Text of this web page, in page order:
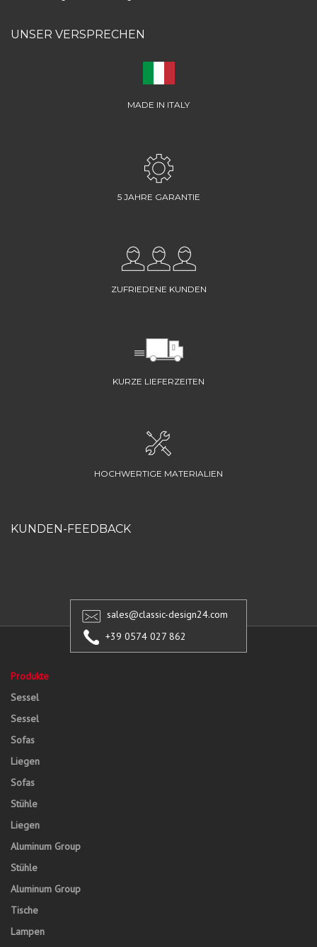
UNSER VERSPRECHEN
MADE IN ITALY
5 JAHRE GARANTIE
ZUFRIEDENE KUNDEN
KURZE LIEFERZEITEN
HOCHWERTIGE MATERIALIEN
KUNDEN-FEEDBACK
sales@classic-design24.com
+39 0574 027 862
Produkte
Sessel
Sessel
Sofas
Liegen
Sofas
Stühle
Liegen
Aluminum Group
Stühle
Aluminum Group
Tische
Lampen